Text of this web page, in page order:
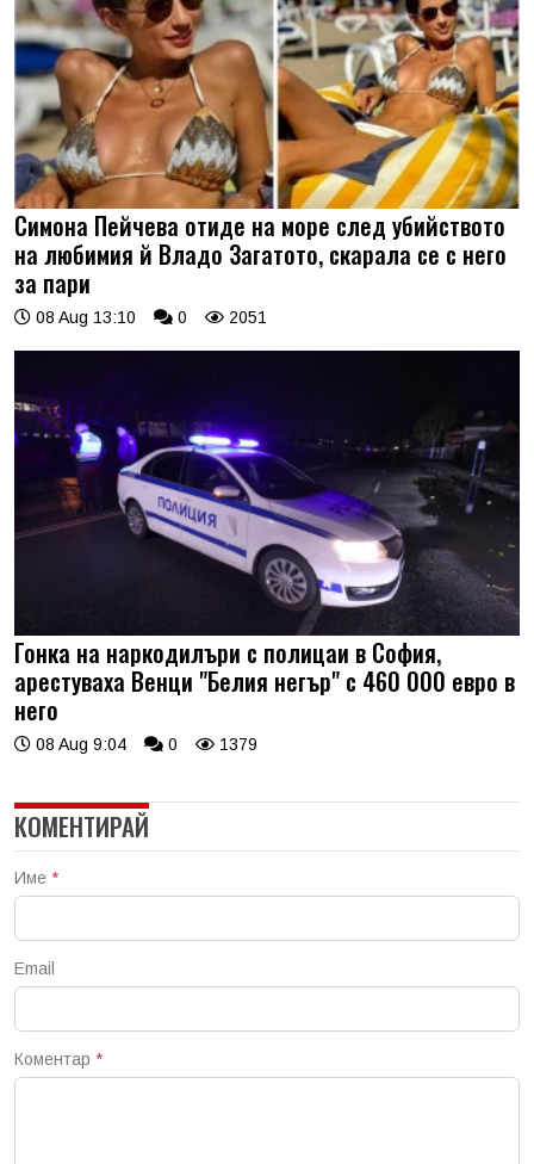
Симона Пейчева отиде на море след убийството
на любимия й Владо Загатото, скарала се с него
за пари
08 Aug 13:10 0 2051
Гонка на наркодилъри с полицаи в София,
арестуваха Венци "Белия негър" с 460 000 евро в
него
08 Aug 9:04 0 1379
КОМЕНТИРАЙ
Име *
Email
Коментар *